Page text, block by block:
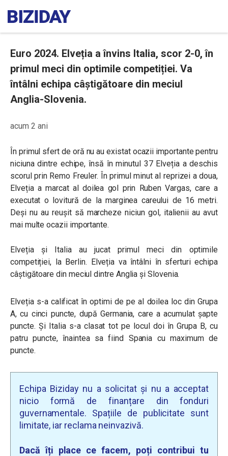
Euro 2024. Elveția a învins Italia, scor 2-0, în
primul meci din optimile competiției. Va
întâlni echipa câștigătoare din meciul
Anglia-Slovenia.
acum 2 ani
În primul sfert de oră nu au existat ocazii importante pentru
niciuna dintre echipe, însă în minutul 37 Elveția a deschis
scorul prin Remo Freuler. În primul minut al reprizei a doua,
Elveția a marcat al doilea gol prin Ruben Vargas, care a
executat o lovitură de la marginea careului de 16 metri.
Deși nu au reușit să marcheze niciun gol, italienii au avut
mai multe ocazii importante.
Elveția și Italia au jucat primul meci din optimile
competiției, la Berlin. Elveția va întâlni în sferturi echipa
câștigătoare din meciul dintre Anglia și Slovenia.
Elveția s-a calificat în optimi de pe al doilea loc din Grupa
A, cu cinci puncte, după Germania, care a acumulat șapte
puncte. Și Italia s-a clasat tot pe locul doi în Grupa B, cu
patru puncte, înaintea sa fiind Spania cu maximum de
puncte.
Echipa Biziday nu a solicitat și nu a acceptat
nicio formă de finanțare din fonduri
guvernamentale. Spațiile de publicitate sunt
limitate, iar reclama neinvazivă.
Dacă îți place ce facem, poți contribui tu